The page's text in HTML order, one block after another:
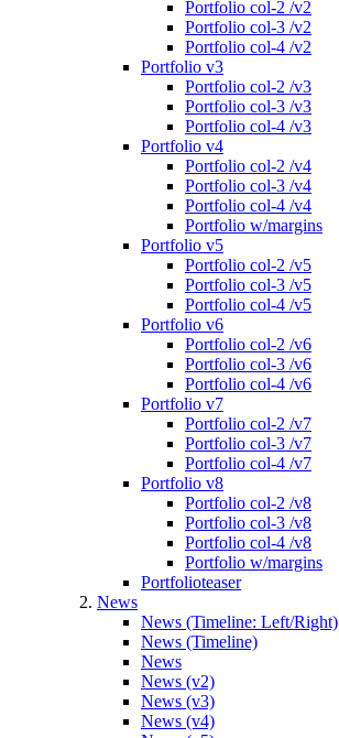
Portfolio col-2 /v2
Portfolio col-3 /v2
Portfolio col-4 /v2
Portfolio v3
Portfolio col-2 /v3
Portfolio col-3 /v3
Portfolio col-4 /v3
Portfolio v4
Portfolio col-2 /v4
Portfolio col-3 /v4
Portfolio col-4 /v4
Portfolio w/margins
Portfolio v5
Portfolio col-2 /v5
Portfolio col-3 /v5
Portfolio col-4 /v5
Portfolio v6
Portfolio col-2 /v6
Portfolio col-3 /v6
Portfolio col-4 /v6
Portfolio v7
Portfolio col-2 /v7
Portfolio col-3 /v7
Portfolio col-4 /v7
Portfolio v8
Portfolio col-2 /v8
Portfolio col-3 /v8
Portfolio col-4 /v8
Portfolio w/margins
Portfolioteaser
News
News (Timeline: Left/Right)
News (Timeline)
News
News (v2)
News (v3)
News (v4)